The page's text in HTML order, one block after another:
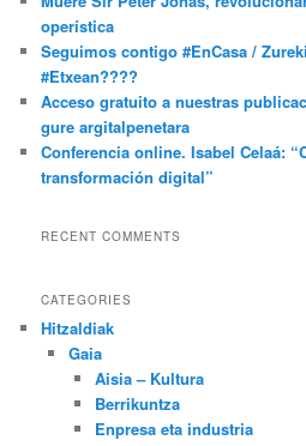
operística
Seguimos contigo #EnCasa /
#Etxean????
Acceso gratuito a nuestras
gure argitalpenetara
Conferencia online. Isabel Celaá:
transformación digital”
RECENT COMMENTS
CATEGORIES
Hitzaldiak
Gaia
Aisia – Kultura
Berrikuntza
Enpresa eta industria